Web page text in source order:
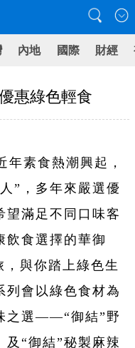
內地 國際 財經
惠綠色輕食
素食熱潮興起，
”，多年來嚴選優
望滿足不同口味客
飲食選擇的華御
與你踏上綠色生
列會以綠色食材為
之選——“御結”野
“御結”秘製麻辣